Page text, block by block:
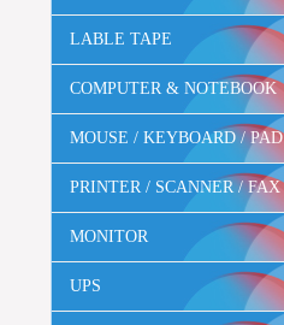
LABLE TAPE
COMPUTER & NOTEBOOK
MOUSE / KEYBOARD / PAD
PRINTER / SCANNER / FAX
MONITOR
UPS